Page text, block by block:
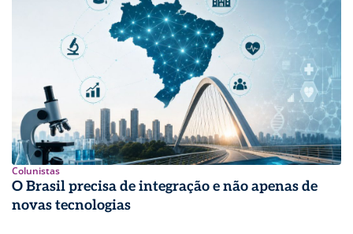
Colunistas
O Brasil precisa de integração e não apenas de
novas tecnologias